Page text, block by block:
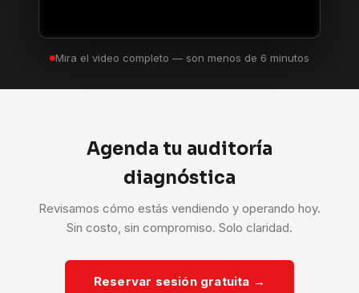
Mira el video completo — son menos de 6 minutos
Agenda tu auditoría
diagnóstica
Revisamos cómo estás vendiendo y operando hoy.
Sin costo, sin compromiso. Solo claridad.
Reservar sesión gratuita →